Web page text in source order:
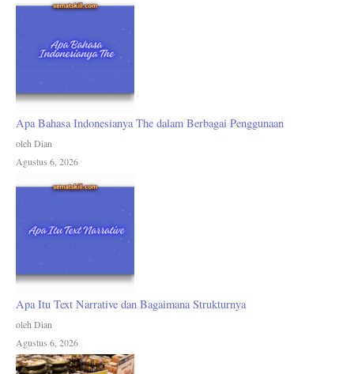
Apa Bahasa Indonesianya The dalam Berbagai Penggunaan
oleh Dian
Agustus 6, 2026
Apa Itu Text Narrative dan Bagaimana Strukturnya
oleh Dian
Agustus 6, 2026